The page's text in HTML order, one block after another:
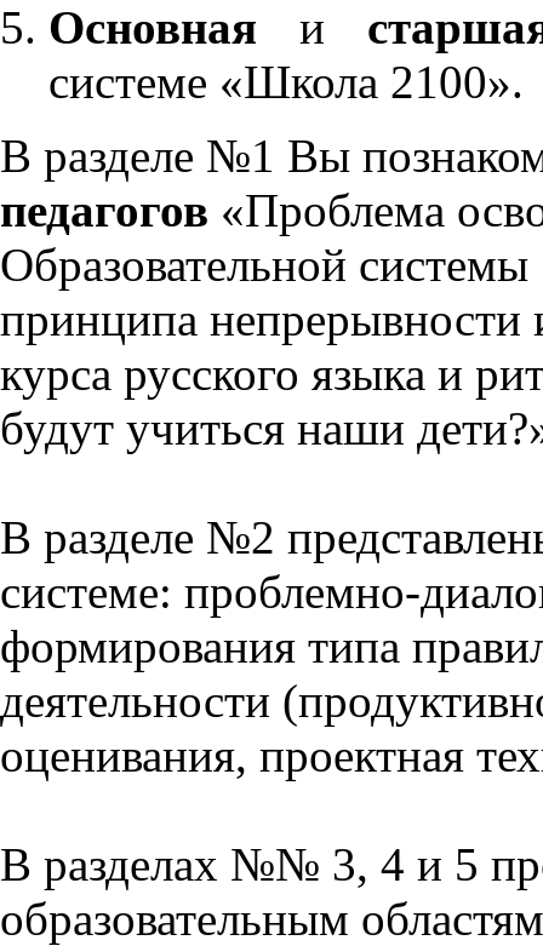
Основнаяи
системе «Школа 2100».
В разделе №1 Вы
педагогов «Проблема
Образовательной
принципа непрерывности
курса русского языка и
будут учиться наши
В разделе №2
системе: проблемно-
формирования типа
деятельности
оценивания, проектная
В разделах №№ 3, 4 и 5
образовательным